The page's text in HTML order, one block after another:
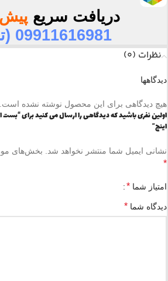
دریافت سریع پیش
09911616981 (تماس)
نظرات (0)
دیدگاهها
هیچ دیدگاهی برای این محصول نوشته نشده است.
اینچ”
نشانی ایمیل شما منتشر نخواهد شد. بخش‌های
*
امتیاز شما *
دیدگاه شما *